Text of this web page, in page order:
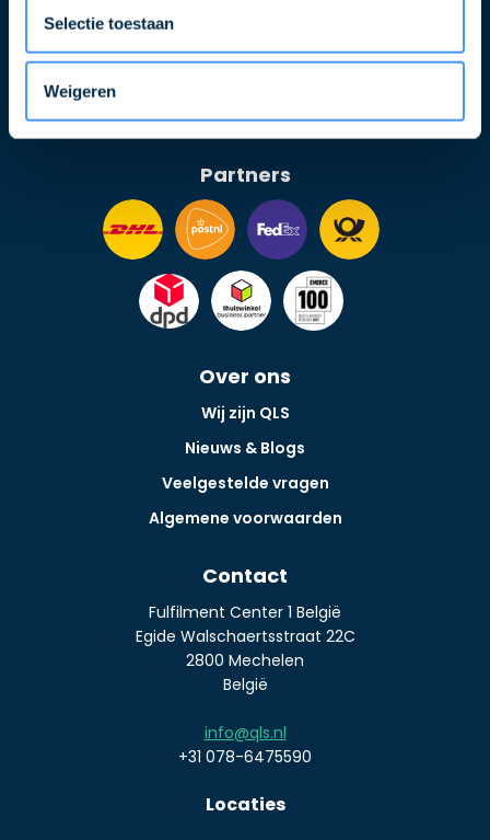
Selectie toestaan
Weigeren
Volg ons ook op
Partners
Over ons
Wij zijn QLS
Nieuws & Blogs
Veelgestelde vragen
Algemene voorwaarden
Contact
Fulfilment Center 1 België
Egide Walschaertsstraat 22C
2800 Mechelen
België
info@qls.nl
+31 078-6475590
Locaties